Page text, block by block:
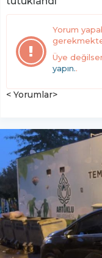
Yorum
Üye
yapın..
< Yorumlar>